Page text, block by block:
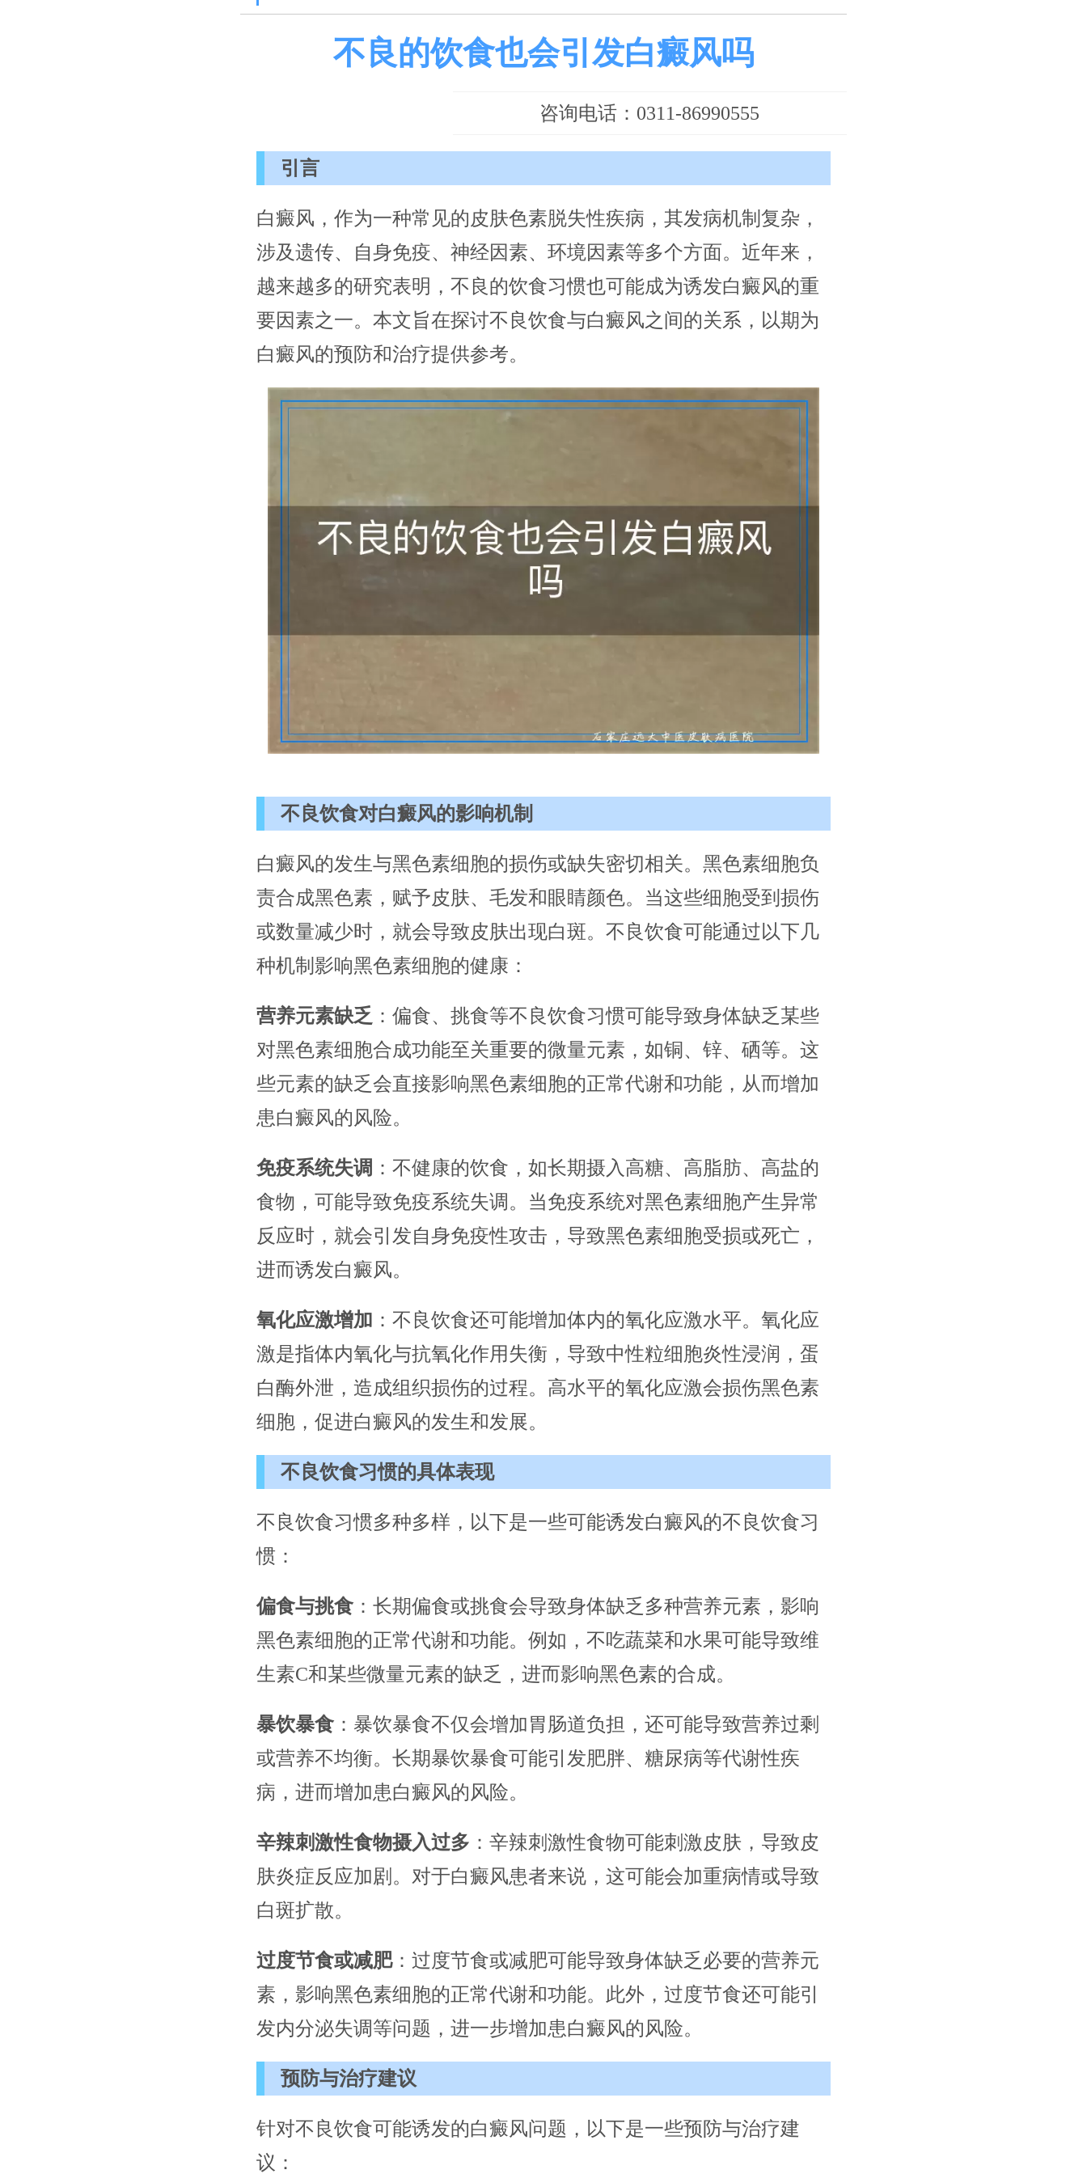
不良的饮食也会引发白癜风吗
咨询电话：0311-86990555
引言
白癜风，作为一种常见的皮肤色素脱失性疾病，其发病机制复杂，
涉及遗传、自身免疫、神经因素、环境因素等多个方面。近年来，
越来越多的研究表明，不良的饮食习惯也可能成为诱发白癜风的重
要因素之一。本文旨在探讨不良饮食与白癜风之间的关系，以期为
白癜风的预防和治疗提供参考。
不良饮食对白癜风的影响机制
白癜风的发生与黑色素细胞的损伤或缺失密切相关。黑色素细胞负
责合成黑色素，赋予皮肤、毛发和眼睛颜色。当这些细胞受到损伤
或数量减少时，就会导致皮肤出现白斑。不良饮食可能通过以下几
种机制影响黑色素细胞的健康：
营养元素缺乏 ：偏食、挑食等不良饮食习惯可能导致身体缺乏某些
对黑色素细胞合成功能至关重要的微量元素，如铜、锌、硒等。这
些元素的缺乏会直接影响黑色素细胞的正常代谢和功能，从而增加
患白癜风的风险。
免疫系统失调 ：不健康的饮食，如长期摄入高糖、高脂肪、高盐的
食物，可能导致免疫系统失调。当免疫系统对黑色素细胞产生异常
反应时，就会引发自身免疫性攻击，导致黑色素细胞受损或死亡，
进而诱发白癜风。
氧化应激增加 ：不良饮食还可能增加体内的氧化应激水平。氧化应
激是指体内氧化与抗氧化作用失衡，导致中性粒细胞炎性浸润，蛋
白酶外泄，造成组织损伤的过程。高水平的氧化应激会损伤黑色素
细胞，促进白癜风的发生和发展。
不良饮食习惯的具体表现
不良饮食习惯多种多样，以下是一些可能诱发白癜风的不良饮食习
惯：
偏食与挑食 ：长期偏食或挑食会导致身体缺乏多种营养元素，影响
黑色素细胞的正常代谢和功能。例如，不吃蔬菜和水果可能导致维
生素C和某些微量元素的缺乏，进而影响黑色素的合成。
暴饮暴食 ：暴饮暴食不仅会增加胃肠道负担，还可能导致营养过剩
或营养不均衡。长期暴饮暴食可能引发肥胖、糖尿病等代谢性疾
病，进而增加患白癜风的风险。
辛辣刺激性食物摄入过多 ：辛辣刺激性食物可能刺激皮肤，导致皮
肤炎症反应加剧。对于白癜风患者来说，这可能会加重病情或导致
白斑扩散。
过度节食或减肥：过度节食或减肥可能导致身体缺乏必要的营养元
素，影响黑色素细胞的正常代谢和功能。此外，过度节食还可能引
发内分泌失调等问题，进一步增加患白癜风的风险。
预防与治疗建议
针对不良饮食可能诱发的白癜风问题，以下是一些预防与治疗建
议：